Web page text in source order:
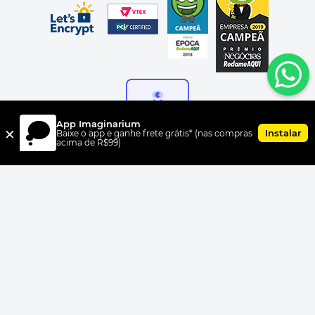
× App Imaginarium
Baixe o app e ganhe frete grátis* (nas compras
acima de R$99)
Instalar